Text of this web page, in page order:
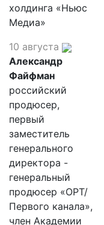
холдинга «Ньюс
Медиа»
10 августа
Александр
Файфман
российский
продюсер,
первый
заместитель
генерального
директора -
генеральный
продюсер «ОРТ/
Первого канала»,
член Академии